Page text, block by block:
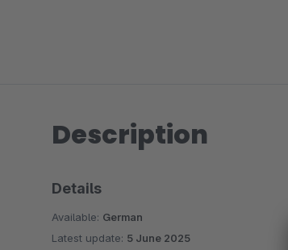
Description
Details
Available: German
Latest update: 5 June 2025